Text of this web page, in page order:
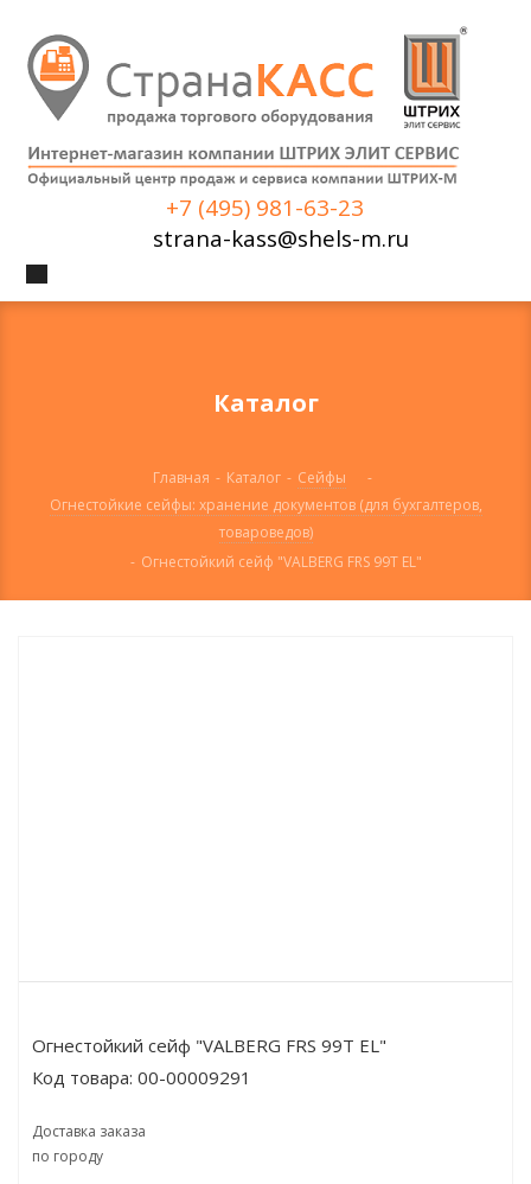
+7 (495) 981-63-23
strana-kass@shels-m.ru
Каталог
Главная - Каталог - Сейфы
-
Огнестойкие сейфы: хранение документов (для бухгалтеров,
товароведов)
- Огнестойкий сейф "VALBERG FRS 99T EL"
Огнестойкий сейф "VALBERG FRS 99T EL"
Код товара: 00-00009291
Доставка заказа
по городу